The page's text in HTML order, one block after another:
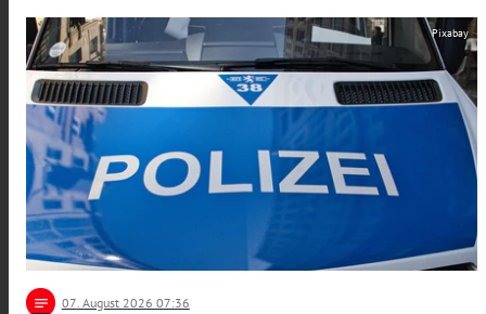
Pixabay
notes 07 . August 2026 07:36